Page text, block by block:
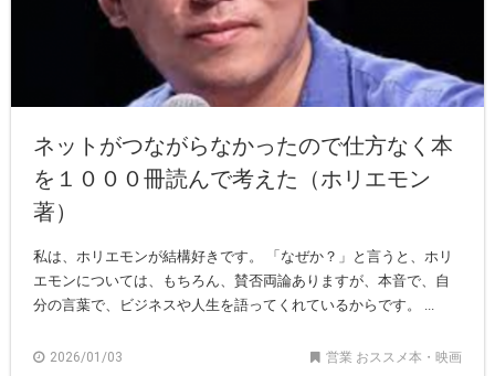
ネットがつながらなかったので仕方なく本
を１０００冊読んで考えた（ホリエモン
著）
私は、ホリエモンが結構好きです。 「なぜか？」と言うと、ホリ
エモンについては、もちろん、賛否両論ありますが、本音で、自
分の言葉で、ビジネスや人生を語ってくれているからです。 ...
2026/01/03 営業 おススメ本・映画